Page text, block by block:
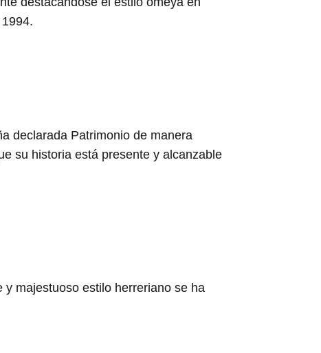
declarada Patrimonio de manera
su historia está presente y alcanzable
majestuoso estilo herreriano se ha